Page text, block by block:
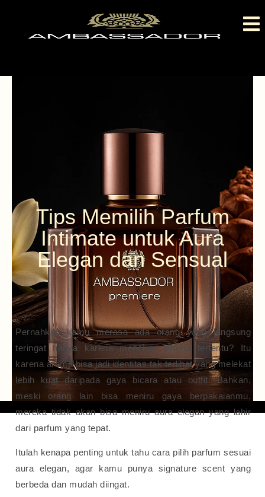
Tips Memilih Parfum
Intimate untuk Aura
Elegan dan Sensual
Pernahkah kamu merasa ada orang yang langsung
teringat hanya karena mencium aroma tertentu? Itu
karena aroma bisa jadi identitas tak terlihat yang melekat
lebih kuat daripada gaya bicara atau outfit. Bahkan,
meski orang lain bisa meniru gaya berpakaianmu,
mereka tidak akan bisa meniru aura elegan yang lahir
dari parfum yang tepat.
Itulah kenapa penting untuk tahu cara pilih parfum sesuai
aura elegan, agar kamu punya signature scent yang
berbeda dan mudah diingat.